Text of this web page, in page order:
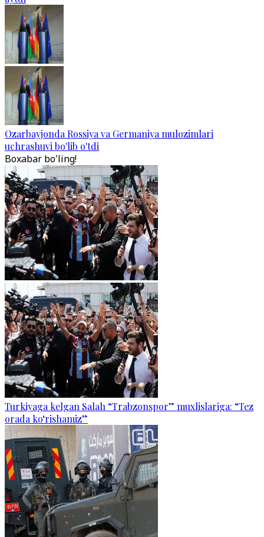
Ozarbayjonda Rossiya va Germaniya mulozimlari
uchrashuvi bo'lib o'tdi
Boxabar bo'ling!
Turkiyaga kelgan Salah “Trabzonspor” muxlislariga: “Tez
orada ko‘rishamiz”